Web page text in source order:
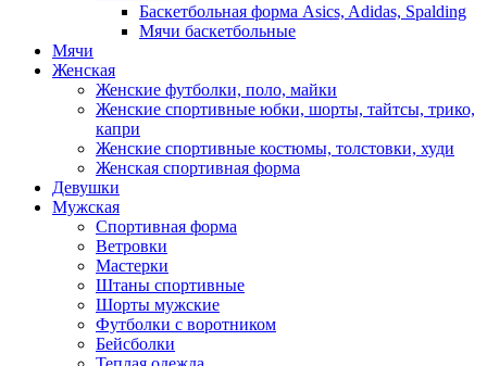
Баскетбольная форма Asics, Adidas, Spalding
Мячи баскетбольные
Мячи
Женская
Женские футболки, поло, майки
Женские спортивные юбки, шорты, тайтсы, трико,
капри
Женские спортивные костюмы, толстовки, худи
Женская спортивная форма
Девушки
Мужская
Спортивная форма
Ветровки
Мастерки
Штаны спортивные
Шорты мужские
Футболки с воротником
Бейсболки